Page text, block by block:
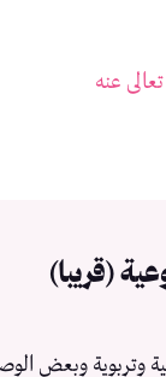
عنه
(قريبا)
وتربوية وبعض